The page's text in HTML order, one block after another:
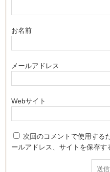
お名前
メールアドレス
Webサイト
次回のコメントで使用する
ールアドレス、サイトを保存す